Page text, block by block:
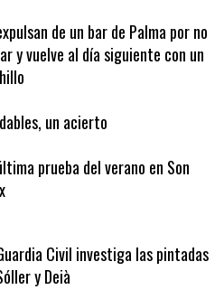
de un bar de Palma por no
y vuelve al día siguiente con un
un acierto
prueba del verano en Son
Civil investiga las pintadas
y Deià